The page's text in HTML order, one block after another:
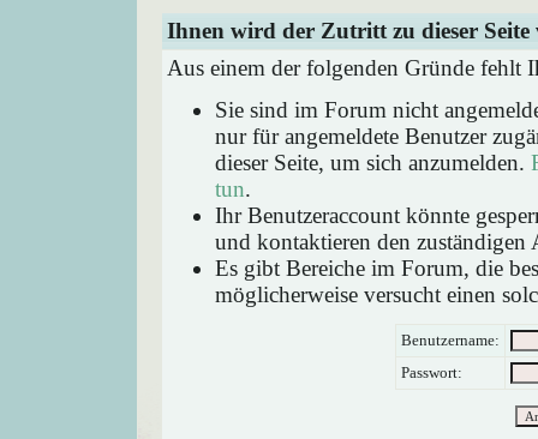
Ihnen wird der Zutritt zu dieser Seite
Aus einem der folgenden Gründe fehlt
Sie sind im Forum nicht
nur für angemeldete Benutzer
dieser Seite, um sich anzumelden.
tun.
Ihr Benutzeraccount könnte
und kontaktieren den zuständigen
Es gibt Bereiche im Forum, die
möglicherweise versucht einen
Benutzername:
Passwort: